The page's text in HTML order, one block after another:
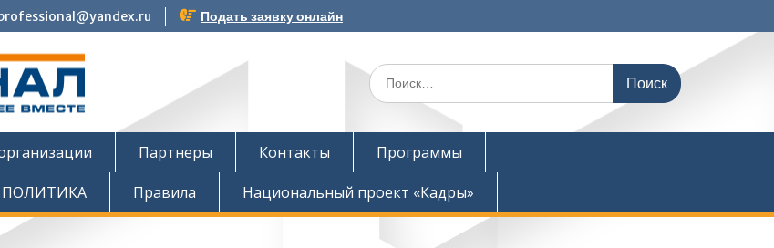
Подать заявку онлайн
Поиск
по:
Партнеры Контакты
Программы
ПОЛИТИКА Правила Национальный проект «Кадры»